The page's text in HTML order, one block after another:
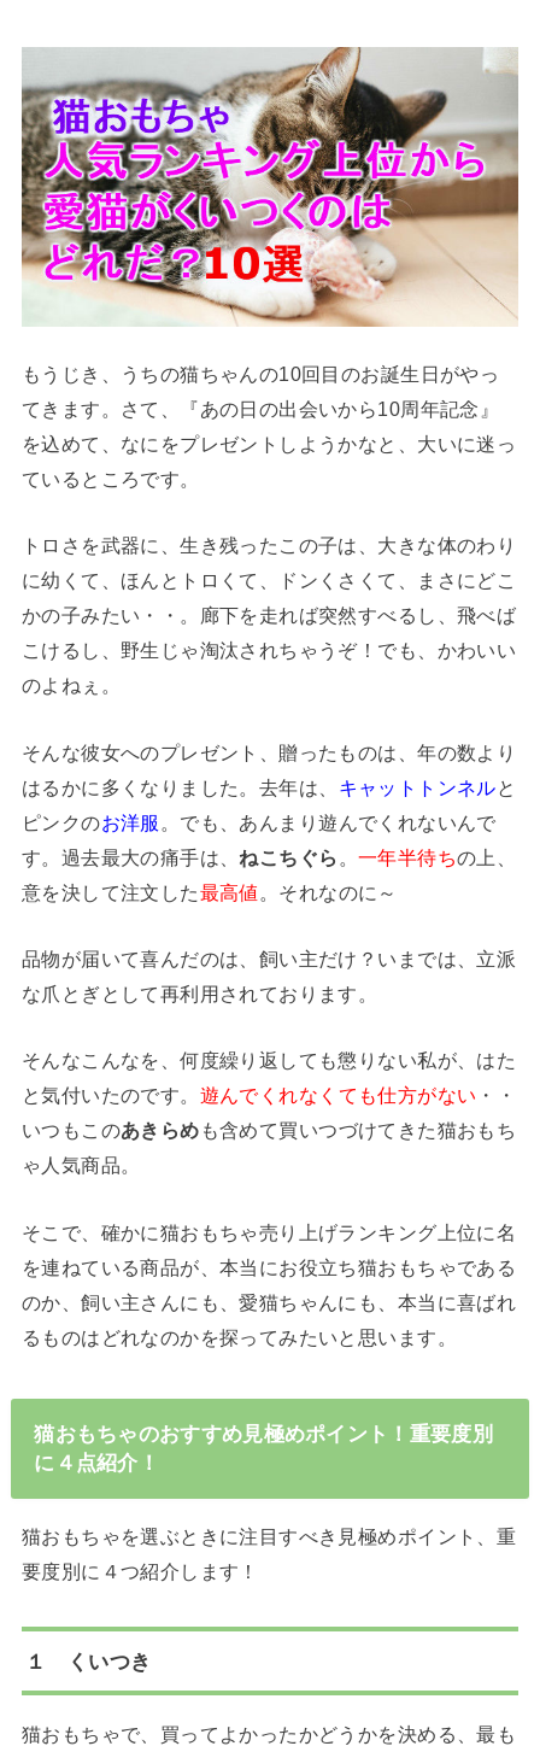
もうじき、うちの猫ちゃんの10回目のお誕生日がやっ
てきます。さて、『あの日の出会いから10周年記念』
を込めて、なにをプレゼントしようかなと、大いに迷っ
ているところです。
トロさを武器に、生き残ったこの子は、大きな体のわり
に幼くて、ほんとトロくて、ドンくさくて、まさにどこ
かの子みたい・・。廊下を走れば突然すべるし、飛べば
こけるし、野生じゃ淘汰されちゃうぞ！でも、かわいい
のよねぇ。
そんな彼女へのプレゼント、贈ったものは、年の数より
はるかに多くなりました。去年は、 キャットトンネルと
ピンクのお洋服 。でも、あんまり遊んでくれないんで
す。過去最大の痛手は、 ねこちぐら 。 一年半待ちの上、
意を決して注文した最高値 。それなのに～
品物が届いて喜んだのは、飼い主だけ？いまでは、立派
な爪とぎとして再利用されております。
そんなこんなを、何度繰り返しても懲りない私が、はた
と気付いたのです。 遊んでくれなくても仕方がない ・・
いつもこのあきらめ も含めて買いつづけてきた猫おもち
ゃ人気商品。
そこで、確かに猫おもちゃ売り上げランキング上位に名
を連ねている商品が、本当にお役立ち猫おもちゃである
のか、飼い主さんにも、愛猫ちゃんにも、本当に喜ばれ
るものはどれなのかを探ってみたいと思います。
猫おもちゃのおすすめ見極めポイント！重要度別
に４点紹介！
猫おもちゃを選ぶときに注目すべき見極めポイント、重
要度別に４つ紹介します！
１ くいつき
猫おもちゃで、買ってよかったかどうかを決める、最も